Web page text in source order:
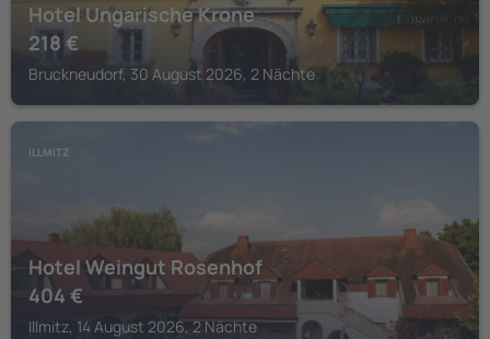
Hotel Ungarische Krone
218 €
Bruckneudorf, 30 August 2026, 2 Nächte
ILLMITZ
Hotel Weingut Rosenhof
404 €
Illmitz, 14 August 2026, 2 Nächte